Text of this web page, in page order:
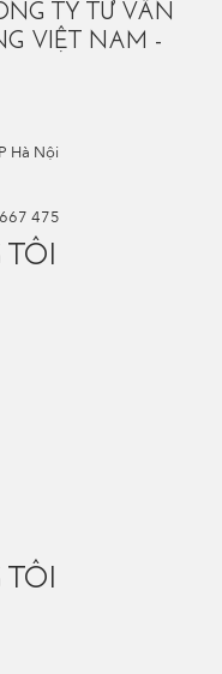
TY TƯ VẤN
VIỆT NAM -
Hà Nội
475
TÔI
TÔI